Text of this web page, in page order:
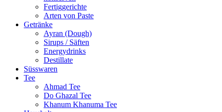
Fertiggerichte
Arten von Paste
Getränke
Ayran (Dough)
Sirups / Säften
Energydrinks
Destillate
Süsswaren
Tee
Ahmad Tee
Do Ghazal Tee
Khanum Khanuma Tee